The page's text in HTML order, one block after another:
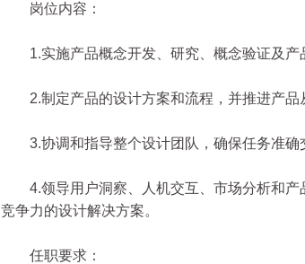
岗位内容：
1.实施产品概念开发、研究、概念验证及产
2.制定产品的设计方案和流程，并推进产品
3.协调和指导整个设计团队，确保任务准确
4.领导用户洞察、人机交互、市场分析和产
竞争力的设计解决方案。
任职要求：